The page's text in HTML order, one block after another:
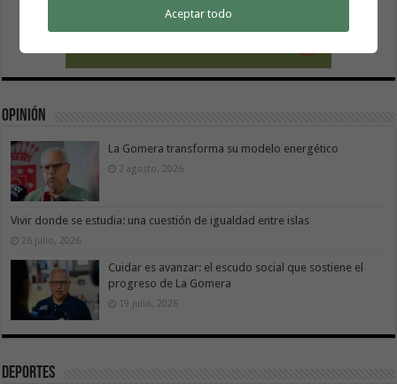
Opinión
La Gomera transforma su modelo energético
2 agosto, 2026
Vivir donde se estudia: una cuestión de igualdad entre islas
26 julio, 2026
Cuidar es avanzar: el escudo social que sostiene el
progreso de La Gomera
19 julio, 2026
Deportes
Aceptar todo